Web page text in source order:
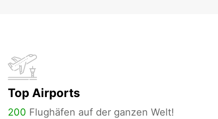
Top Airports
200 Flughäfen auf der ganzen Welt!